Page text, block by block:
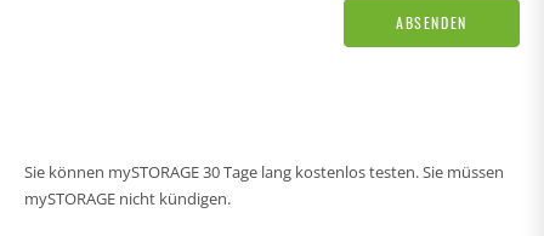
ABSENDEN
Sie können mySTORAGE 30 Tage lang kostenlos testen. Sie müssen
mySTORAGE nicht kündigen.